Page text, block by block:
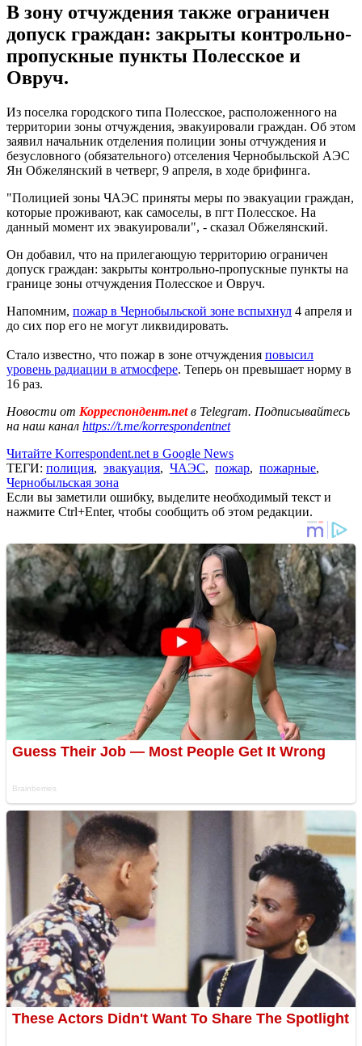
В зону отчуждения также ограничен
допуск граждан: закрыты контрольно-
пропускные пункты Полесское и
Овруч.
Из поселка городского типа Полесское, расположенного на
территории зоны отчуждения, эвакуировали граждан. Об этом
заявил начальник отделения полиции зоны отчуждения и
безусловного (обязательного) отселения Чернобыльской АЭС
Ян Обжелянский в четверг, 9 апреля, в ходе брифинга.
"Полицией зоны ЧАЭС приняты меры по эвакуации граждан,
которые проживают, как самоселы, в пгт Полесское. На
данный момент их эвакуировали", - сказал Обжелянский.
Он добавил, что на прилегающую территорию ограничен
допуск граждан: закрыты контрольно-пропускные пункты на
границе зоны отчуждения Полесское и Овруч.
Напомним, пожар в Чернобыльской зоне вспыхнул 4 апреля и
до сих пор его не могут ликвидировать.
Стало известно, что пожар в зоне отчуждения повысил
уровень радиации в атмосфере. Теперь он превышает норму в
16 раз.
Новости от Корреспондент.netв Telegram. Подписывайтесь
на наш канал https://t.me/korrespondentnet
Читайте Korrespondent.net в Google News
ТЕГИ: полиция, эвакуация, ЧАЭС, пожар, пожарные,
Чернобыльская зона
Если вы заметили ошибку, выделите необходимый текст и
нажмите Ctrl+Enter, чтобы сообщить об этом редакции.